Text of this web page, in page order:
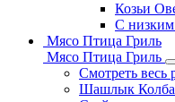
Козьи
С низким
Мясо Птица Гриль
Мясо Птица Гриль
Смотреть весь
Шашлык